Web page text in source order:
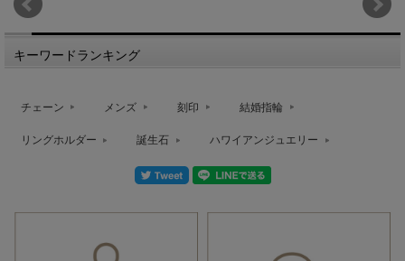
キーワードランキング
チェーン メンズ 刻印 結婚指輪
リングホルダー 誕生石 ハワイアンジュエリー